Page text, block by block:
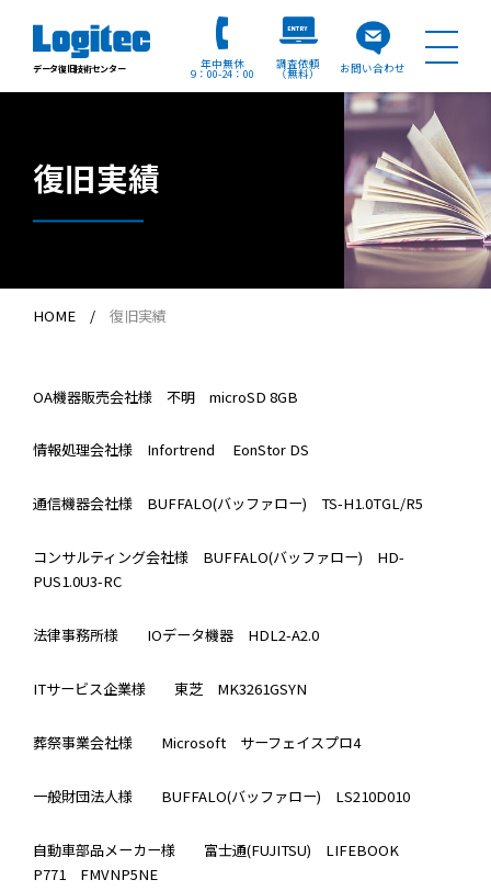
データ復旧技術センター 年中無休
9：00 24：00
調査依頼
（無料） お問い合わせ
復旧実績
HOME 復旧実績
OA機器販売会社様 不明 microSD 8GB
情報処理会社様 Infortrend EonStor DS
通信機器会社様 BUFFALO(バッファロー) TS-H1.0TGL/R5
コンサルティング会社様 BUFFALO(バッファロー)
HD-
PUS1.0U3-RC
法律事務所様 IOデータ機器 HDL2-A2.0
ITサービス企業様 東芝 MK3261GSYN
葬祭事業会社様 Microsoft サーフェイスプロ4
一般財団法人様 BUFFALO(バッファロー) LS210D010
自動車部品メーカー様 富士通(FUJITSU)
LIFEBOOK
P771 FMVNP5NE